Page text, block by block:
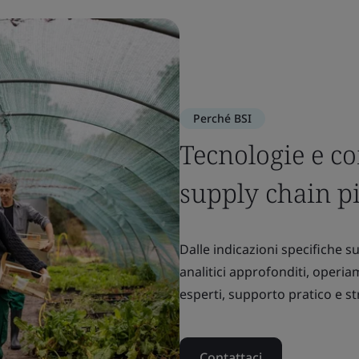
Perché BSI
Tecnologie e
supply chain
Dalle indicazioni specifiche
analitici approfonditi,
esperti, supporto pratico e